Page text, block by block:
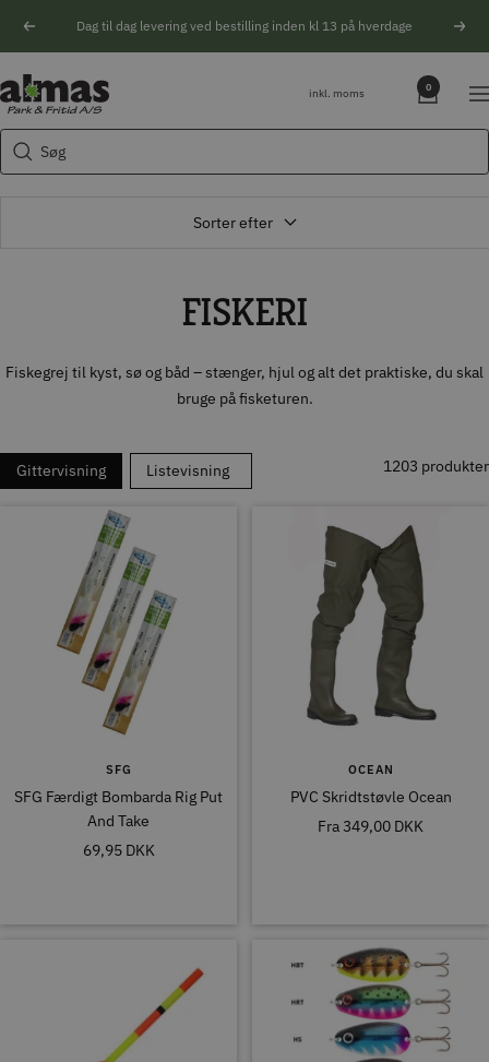
Forrige Dag til dag levering ved bestilling inden kl 13 på hverdage
Søg
Almas
Park
&
Fritid
inkl. moms 0
Sorter efter
FISKERI
Fiskegrej til kyst, sø og båd – stænger, hjul og alt det praktiske, du skal
bruge på fisketuren.
Gittervisning Listevisning 1203 produkter
SFG
SFG Færdigt Bombarda Rig Put
And Take
Tilbudspris
69,95 DKK
OCEAN
PVC Skridtstøvle Ocean
Tilbudspris
Fra 349,00 DKK
Søgeforslag
Husqvarna motorsav
Kikkert
Blink